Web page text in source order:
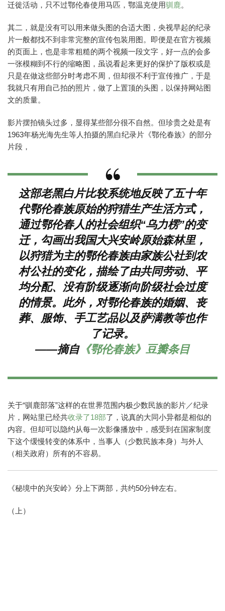
迁徙活动，只不过鄂伦春使用马匹，鄂温克使用驯鹿。
其二，就是没有可以用来做头图的合适大图，央视早起的纪录
片一般都找不到非常完整的宣传包装用图。即便是在官方视频
的页面上，也是非常粗糙的两个视频一段文字，好一点的会多
一张模糊到不行的缩略图，虽说看起来更好的保护了版权或是
只是在做这些部分时考虑不周，但却很不利于宣传推广，于是
我就只有用自己拍的照片，做了上置顶的头图，以保持网站图
文的质量。
影片摆拍镜头过多，显得某些部分很不自然。但珍贵之处是有
1963年杨光海先生等人拍摄的黑白纪录片《鄂伦春族》的部分
片段，
这部老黑白片比较系统地反映了五十年
代鄂伦春族原始的狩猎生产生活方式，
通过鄂伦春人的社会组织“乌力楞”的变
迁，勾画出我国大兴安岭原始森林里，
以狩猎为主的鄂伦春族由家族公社到农
村公社的变化，描绘了由共同劳动、平
均分配、没有阶级逐渐向阶级社会过度
的情景。此外，对鄂伦春族的婚姻、丧
葬、服饰、手工艺品以及萨满教等也作
了记录。
——摘自《鄂伦春族》豆瓣条目
关于“驯鹿部落”这样的在世界范围内极少数民族的影片／纪录
片，网站里已经共收录了18部了，说真的大同小异都是相似的
内容。但却可以隐约从每一次影像播放中，感受到在国家制度
下这个缓慢转变的体系中，当事人（少数民族本身）与外人
（相关政府）所有的不容易。
《秘境中的兴安岭》分上下两部，共约50分钟左右。
（上）